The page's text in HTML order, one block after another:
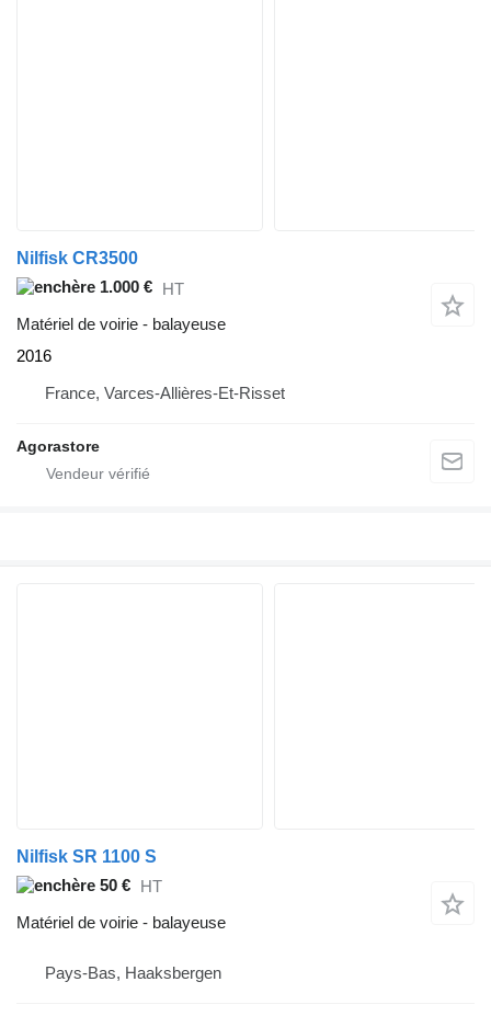
Nilfisk CR3500
1.000 € HT
Matériel de voirie - balayeuse
2016
France, Varces-Allières-Et-Risset
Agorastore
Nilfisk SR 1100 S
50 € HT
Matériel de voirie - balayeuse
Pays-Bas, Haaksbergen